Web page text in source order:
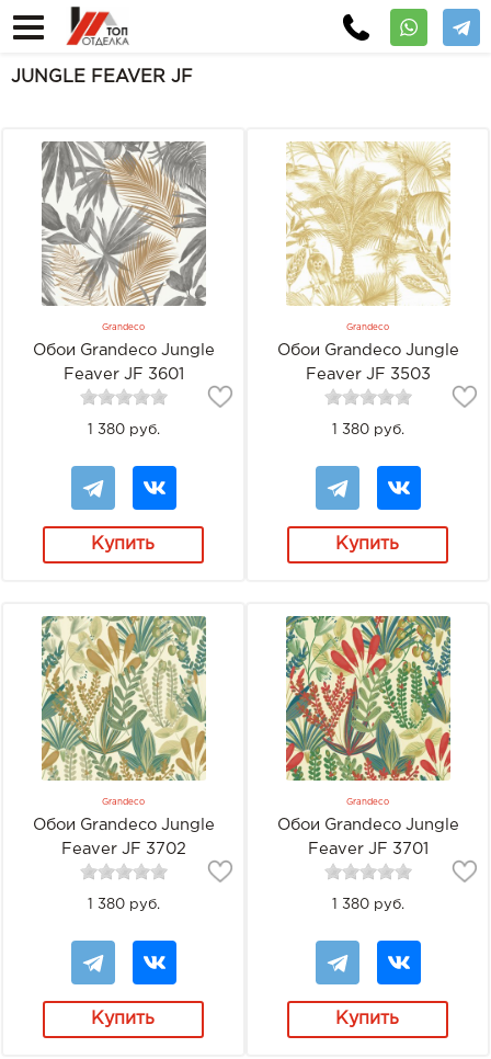
JUNGLE FEAVER JF
Grandeco
Обои Grandeco Jungle
Feaver JF 3601
1 380 руб.
Купить
Grandeco
Обои Grandeco Jungle
Feaver JF 3503
1 380 руб.
Купить
Grandeco
Обои Grandeco Jungle
Feaver JF 3702
1 380 руб.
Купить
Grandeco
Обои Grandeco Jungle
Feaver JF 3701
1 380 руб.
Купить